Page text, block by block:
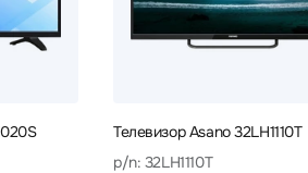
Телевизор Asano 32LH1110T
p/n: 32LH1110T